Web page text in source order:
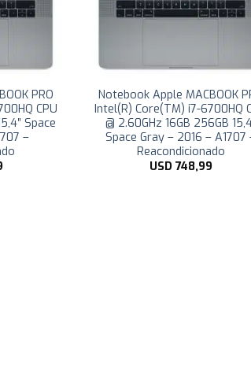
PRO
CPU
Space
–
Notebook Apple MACBOOK
Intel(R) Core(TM) i7-6700HQ
@ 2.60GHz 16GB 256GB
Space Gray – 2016 – A1707
Reacondicionado
USD 748,99